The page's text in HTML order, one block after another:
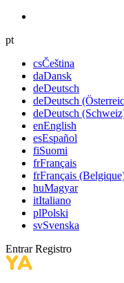
pt
csČeština
daDansk
deDeutsch
deDeutsch
deDeutsch
enEnglish
esEspañol
fiSuomi
frFrançais
frFrançais
huMagyar
itItaliano
plPolski
svSvenska
Entrar Registro